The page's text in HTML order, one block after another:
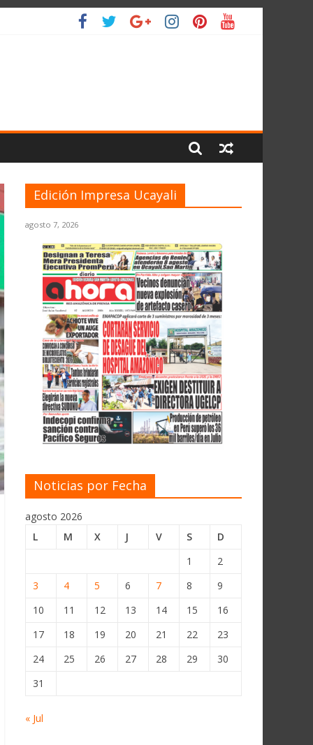
Edición Impresa Ucayali
agosto 7, 2026
Noticias por Fecha
agosto 2026
L
M X J V S
D
1
2
3
4 5 6 7 8
9
10
11 12 13 14 15
16
17
18 19 20 21 22
23
24
25 26 27 28 29
30
31
« Jul